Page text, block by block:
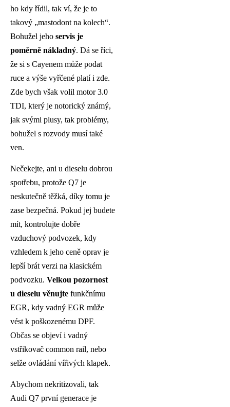
ho kdy řídil, tak ví, že je to
takový „mastodont na kolech“.
Bohužel jeho servis je
poměrně nákladný. Dá se říci,
že si s Cayenem může podat
ruce a výše vyřčené platí i zde.
Zde bych však volil motor 3.0
TDI, který je notorický známý,
jak svými plusy, tak problémy,
bohužel s rozvody musí také
ven.
Nečekejte, ani u dieselu dobrou
spotřebu, protože Q7 je
neskutečně těžká, díky tomu je
zase bezpečná. Pokud jej budete
mít, kontrolujte dobře
vzduchový podvozek, kdy
vzhledem k jeho ceně oprav je
lepší brát verzi na klasickém
podvozku. Velkou pozornost
u dieselu věnujte funkčnímu
EGR, kdy vadný EGR může
vést k poškozenému DPF.
Občas se objeví i vadný
vstřikovač common rail, nebo
selže ovládání vířivých klapek.
Abychom nekritizovali, tak
Audi Q7 první generace je